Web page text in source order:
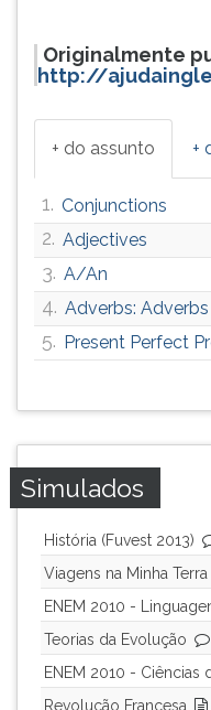
Originalmente
http://
+ do assunto +
1. Conjunctions
2. Adjectives
3. A/An
4. Adverbs:
5. Present Perfect
Simulados
História (Fuvest 2013)
Viagens na Minha Terra
ENEM 2010 -
Teorias da Evolução
ENEM 2010 - Ciências
Revolução Francesa